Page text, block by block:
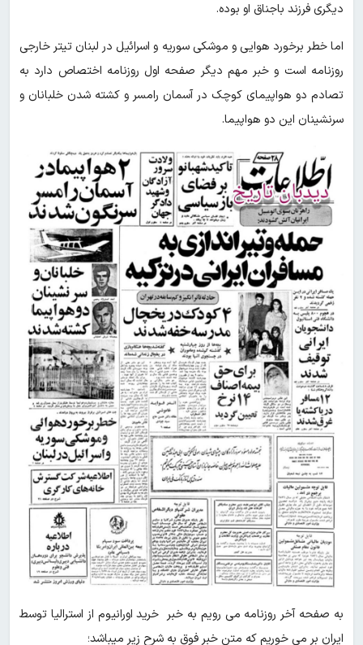
دیگری فرزند باجناق او بوده.
اما خطر برخورد هوایی و موشکی سوریه و اسرائیل در لبنان تیتر خارجی
روزنامه است و خبر مهم دیگر صفحه اول روزنامه اختصاص دارد به
تصادم دو هواپیمای کوچک در آسمان رامسر و کشته شدن خلبانان و
سرنشینان این دو هواپیما.
به صفحه آخر روزنامه می رویم به خبر خرید اورانیوم از استرالیا توسط
ایران بر می خوریم که متن خبر فوق به شرح زیر میباشد؛